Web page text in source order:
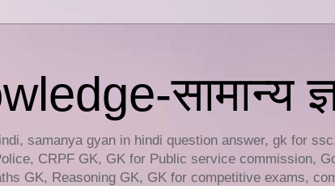
सामान्य
samanya gyan in hindi question answer, gk for
CRPF GK, GK for Public service commission,
GK, Reasoning GK, GK for competitive exams,